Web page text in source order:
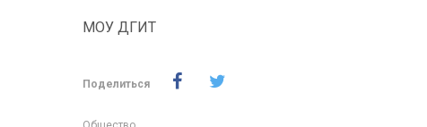
МОУ ДГИТ
Поделиться